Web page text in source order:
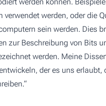
werden, oder die
sein werden. Dies
zur Beschreibung von Bits
werden. Meine
der es uns erlaubt,